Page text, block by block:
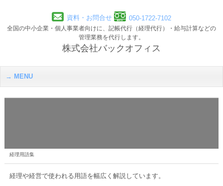
資料・お問合せ 050-1722-7102
全国の中小企業・個人事業者向けに、記帳代行（経理代行）・給与計算などの
管理業務を代行します。
株式会社バックオフィス
MENU
経理用語集
経理や経営で使われる用語を幅広く解説しています。